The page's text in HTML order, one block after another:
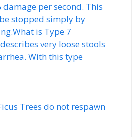
per second. This
stopped simply by
is Type 7
very loose stools
With this type
Trees do not respawn